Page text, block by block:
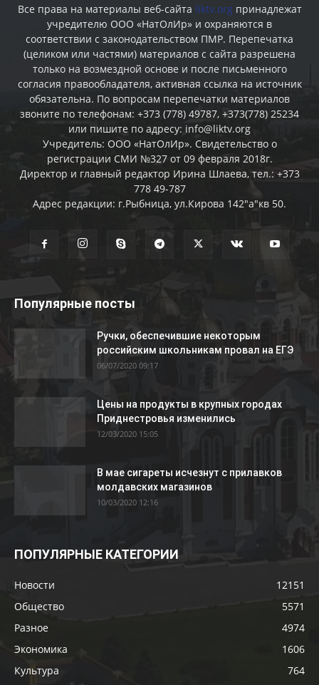
Все права на материалы веб-сайта liktv.org принадлежат
учредителю ООО «НатОлИр» и охраняются в
соответствии с законодательством ПМР. Перепечатка
(целиком или частями) материалов c сайта разрешена
только на возмездной основе и после письменного
согласия правообладателя, активная ссылка на источник
обязательна. По вопросам перепечатки материалов
звоните по телефонам: +373 (778) 49787, +373(778) 25234
или пишите по адресу: info@liktv.org
Учредитель: ООО «НатОлИр». Свидетельство о
регистрации СМИ №327 от 09 февраля 2018г.
Директор и главный редактор Ирина Шлаева, тел.: +373
778 49-787
Адрес редакции: г.Рыбница, ул.Кирова 142"а"кв 50.
Популярные посты
Ручки, обеспечившие некоторым
российским школьникам провал на ЕГЭ
06/07/2020 09:17
Цены на продукты в крупных городах
Приднестровья изменились
12/03/2020 15:05
В мае сигареты исчезнут с прилавков
молдавских магазинов
10/03/2020 12:16
ПОПУЛЯРНЫЕ КАТЕГОРИИ
Новости
12151
Общество
5571
Разное
4974
Экономика
1606
Культура
764